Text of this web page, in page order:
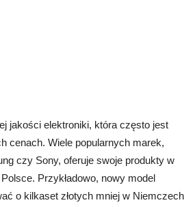
jakości elektroniki, która często jest
cenach. Wiele popularnych marek,
czy Sony, oferuje swoje produkty w
Przykładowo, nowy model
o kilkaset złotych mniej w Niemczech